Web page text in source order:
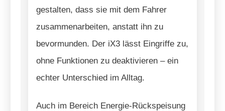
gestalten, dass sie mit dem Fahrer
zusammenarbeiten, anstatt ihn zu
bevormunden. Der iX3 lässt Eingriffe zu,
ohne Funktionen zu deaktivieren – ein
echter Unterschied im Alltag.
Auch im Bereich Energie-Rückspeisung